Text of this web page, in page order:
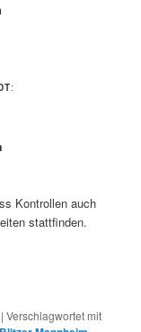
:
Kontrollen auch
stattfinden.
|Verschlagwortet mit